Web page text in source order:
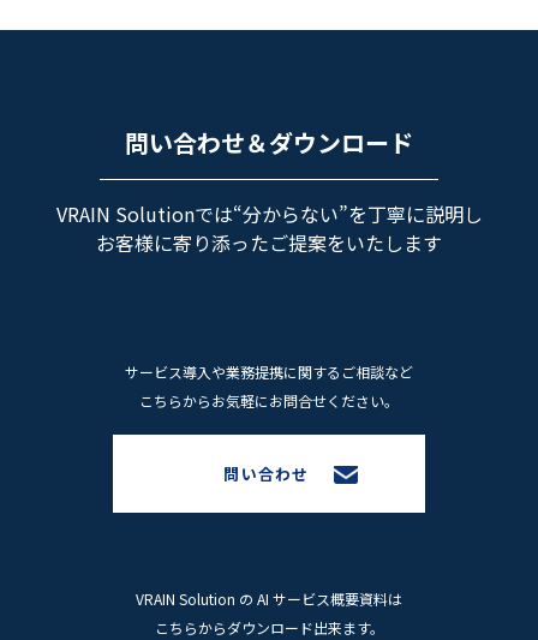
問い合わせ＆ダウンロード
VRAIN Solutionでは“分からない”を丁寧に説明し
お客様に寄り添ったご提案をいたします
サービス導⼊や業務提携に関するご相談など
こちらからお気軽にお問合せください。
問い合わせ
VRAIN Solution の AI サービス概要資料は
こちらからダウンロード出来ます。